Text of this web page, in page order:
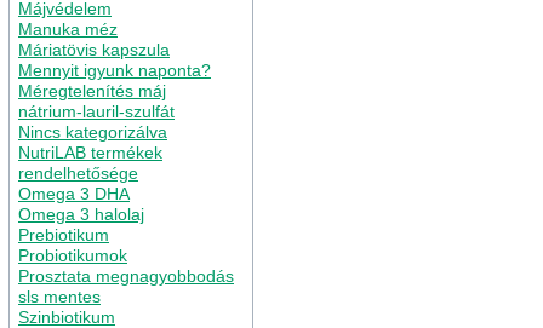
Májvédelem
Manuka méz
Máriatövis kapszula
Mennyit igyunk naponta?
Méregtelenítés máj
nátrium-lauril-szulfát
Nincs kategorizálva
NutriLAB termékek
rendelhetősége
Omega 3 DHA
Omega 3 halolaj
Prebiotikum
Probiotikumok
Prosztata megnagyobbodás
sls mentes
Szinbiotikum